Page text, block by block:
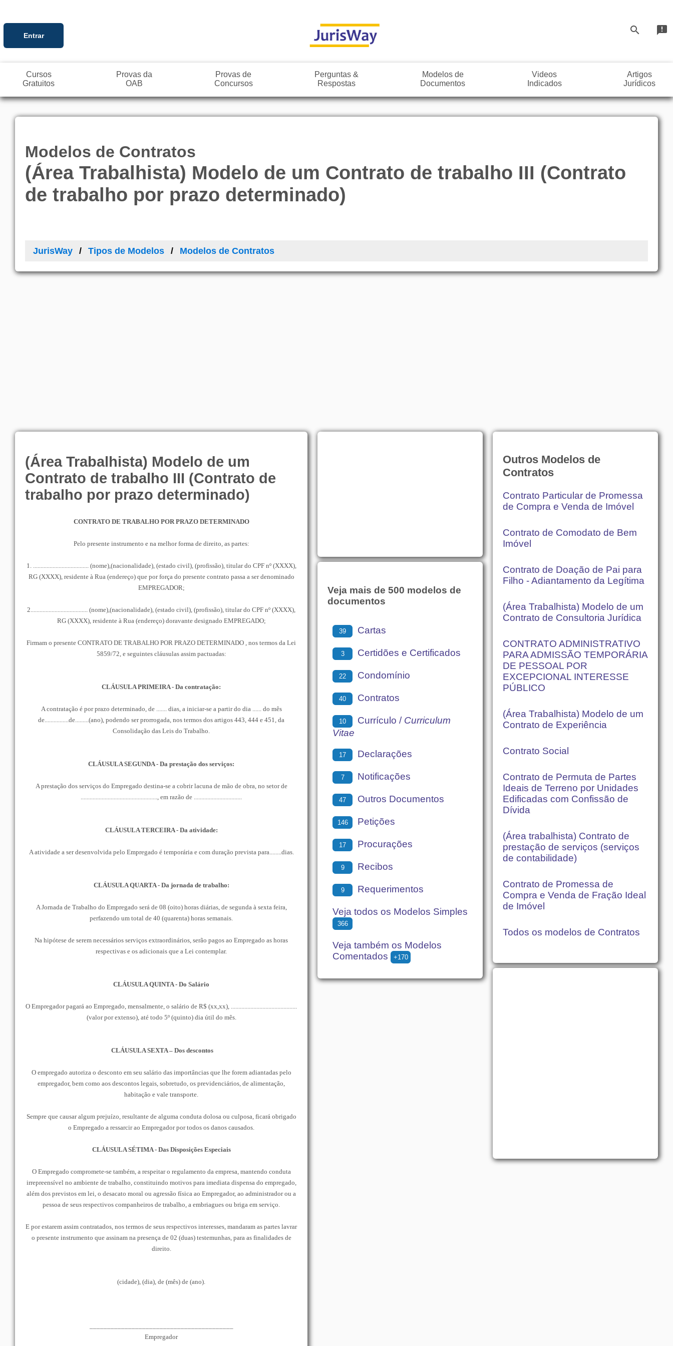
Entrar search announcement
Cursos
Gratuitos
Provas da
OAB
Provas de
Concursos
Perguntas &
Respostas
Modelos de
Documentos
Videos
Indicados
Artigos
Jurídicos
Modelos de Contratos
(Área Trabalhista) Modelo de um Contrato de trabalho III (Contrato
de trabalho por prazo determinado)
JurisWay Tipos de Modelos Modelos de Contratos
(Área Trabalhista) Modelo de um
Contrato de trabalho III (Contrato de
trabalho por prazo determinado)
CONTRATO DE TRABALHO POR PRAZO DETERMINADO
Pelo presente instrumento e na melhor forma de direito, as partes:
1. ..................................... (nome),(nacionalidade), (estado civil), (profissão), titular do CPF nº (XXXX),
RG (XXXX), residente à Rua (endereço) que por força do presente contrato passa a ser denominado
EMPREGADOR;
2...................................... (nome),(nacionalidade), (estado civil), (profissão), titular do CPF nº (XXXX),
RG (XXXX), residente à Rua (endereço) doravante designado EMPREGADO;
Firmam o presente CONTRATO DE TRABALHO POR PRAZO DETERMINADO , nos termos da Lei
5859/72, e seguintes cláusulas assim pactuadas:
CLÁUSULA PRIMEIRA - Da contratação:
A contratação é por prazo determinado, de ....... dias, a iniciar-se a partir do dia ...... do mês
de................de.........(ano), podendo ser prorrogada, nos termos dos artigos 443, 444 e 451, da
Consolidação das Leis do Trabalho.
CLÁUSULA SEGUNDA - Da prestação dos serviços:
A prestação dos serviços do Empregado destina-se a cobrir lacuna de mão de obra, no setor de
..................................................., em razão de ................................
CLÁUSULA TERCEIRA - Da atividade:
A atividade a ser desenvolvida pelo Empregado é temporária e com duração prevista para........dias.
CLÁUSULA QUARTA - Da jornada de trabalho:
A Jornada de Trabalho do Empregado será de 08 (oito) horas diárias, de segunda à sexta feira,
perfazendo um total de 40 (quarenta) horas semanais.
Na hipótese de serem necessários serviços extraordinários, serão pagos ao Empregado as horas
respectivas e os adicionais que a Lei contemplar.
CLÁUSULA QUINTA - Do Salário
O Empregador pagará ao Empregado, mensalmente, o salário de R$ (xx,xx), ............................................
(valor por extenso), até todo 5º (quinto) dia útil do mês.
CLÁUSULA SEXTA – Dos descontos
O empregado autoriza o desconto em seu salário das importâncias que lhe forem adiantadas pelo
empregador, bem como aos descontos legais, sobretudo, os previdenciários, de alimentação,
habitação e vale transporte.
Sempre que causar algum prejuízo, resultante de alguma conduta dolosa ou culposa, ficará obrigado
o Empregado a ressarcir ao Empregador por todos os danos causados.
CLÁUSULA SÉTIMA - Das Disposições Especiais
O Empregado compromete-se também, a respeitar o regulamento da empresa, mantendo conduta
irrepreensível no ambiente de trabalho, constituindo motivos para imediata dispensa do empregado,
além dos previstos em lei, o desacato moral ou agressão física ao Empregador, ao administrador ou a
pessoa de seus respectivos companheiros de trabalho, a embriagues ou briga em serviço.
E por estarem assim contratados, nos termos de seus respectivos interesses, mandaram as partes lavrar
o presente instrumento que assinam na presença de 02 (duas) testemunhas, para as finalidades de
direito.
(cidade), (dia), de (mês) de (ano).
Empregador
Veja mais de 500 modelos de
documentos
39 Cartas
3 Certidões e Certificados
22 Condomínio
40 Contratos
10 Currículo / Curriculum
Vitae
17 Declarações
7 Notificações
47 Outros Documentos
146 Petições
17 Procurações
9 Recibos
9 Requerimentos
Veja todos os Modelos Simples
366
Veja também os Modelos
Comentados
+170
Outros Modelos de
Contratos
Contrato Particular de Promessa
de Compra e Venda de Imóvel
Contrato de Comodato de Bem
Imóvel
Contrato de Doação de Pai para
Filho - Adiantamento da Legítima
(Área Trabalhista) Modelo de um
Contrato de Consultoria Jurídica
CONTRATO ADMINISTRATIVO
PARA ADMISSÃO TEMPORÁRIA
DE PESSOAL POR
EXCEPCIONAL INTERESSE
PÚBLICO
(Área Trabalhista) Modelo de um
Contrato de Experiência
Contrato Social
Contrato de Permuta de Partes
Ideais de Terreno por Unidades
Edificadas com Confissão de
Dívida
(Área trabalhista) Contrato de
prestação de serviços (serviços
de contabilidade)
Contrato de Promessa de
Compra e Venda de Fração Ideal
de Imóvel
Todos os modelos de Contratos